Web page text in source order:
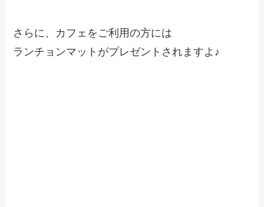
さらに、カフェをご利用の方には
ランチョンマットがプレゼントされますよ♪